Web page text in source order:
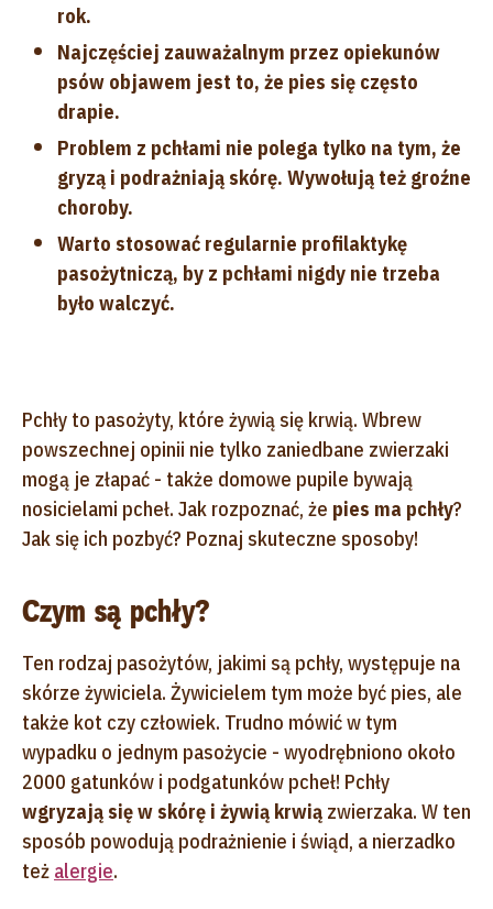
rok.
Najczęściej zauważalnym przez opiekunów
psów objawem jest to, że pies się często
drapie.
Problem z pchłami nie polega tylko na tym, że
gryzą i podrażniają skórę. Wywołują też groźne
choroby.
Warto stosować regularnie profilaktykę
pasożytniczą, by z pchłami nigdy nie trzeba
było walczyć.
Pchły to pasożyty, które żywią się krwią. Wbrew
powszechnej opinii nie tylko zaniedbane zwierzaki
mogą je złapać - także domowe pupile bywają
nosicielami pcheł. Jak rozpoznać, że pies ma pchły?
Jak się ich pozbyć? Poznaj skuteczne sposoby!
Czym są pchły?
Ten rodzaj pasożytów, jakimi są pchły, występuje na
skórze żywiciela. Żywicielem tym może być pies, ale
także kot czy człowiek. Trudno mówić w tym
wypadku o jednym pasożycie - wyodrębniono około
2000 gatunków i podgatunków pcheł! Pchły
wgryzają się w skórę i żywią krwią zwierzaka. W ten
sposób powodują podrażnienie i świąd, a nierzadko
też alergie.